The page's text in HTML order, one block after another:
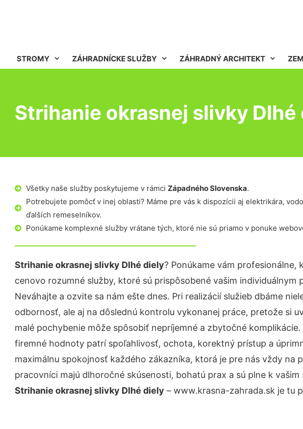
STROMY ZÁHRADNÍCKE SLUŽBY ZÁHRADNÝ ARCHITEKT
Strihanie okrasnej slivky Dlhé
Všetky naše služby poskytujeme v rámci Západného Slovenska.
Potrebujete pomôcť v inej oblasti? Máme pre vás k dispozícii aj elektrikára,
ďalších remeselníkov.
Ponúkame komplexné služby vrátane tých, ktoré nie sú priamo v ponuke
Strihanie okrasnej slivky Dlhé diely? Ponúkame vám profesionálne,
cenovo rozumné služby, ktoré sú prispôsobené vašim individuálnym
Neváhajte a ozvite sa nám ešte dnes. Pri realizácií služieb dbáme
odbornosť, ale aj na dôslednú kontrolu vykonanej práce, pretože si
malé pochybenie môže spôsobiť nepríjemné a zbytočné komplikácie.
firemné hodnoty patrí spoľahlivosť, ochota, korektný prístup a
maximálnu spokojnosť každého zákazníka, ktorá je pre nás vždy na
pracovníci majú dlhoročné skúsenosti, bohatú prax a sú plne k vašim
Strihanie okrasnej slivky Dlhé diely – www.krasna-zahrada.sk je tu